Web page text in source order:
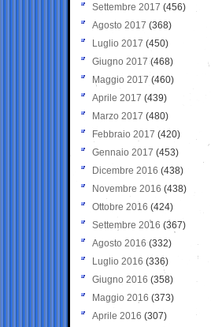
Settembre 2017 (456)
Agosto 2017 (368)
Luglio 2017 (450)
Giugno 2017 (468)
Maggio 2017 (460)
Aprile 2017 (439)
Marzo 2017 (480)
Febbraio 2017 (420)
Gennaio 2017 (453)
Dicembre 2016 (438)
Novembre 2016 (438)
Ottobre 2016 (424)
Settembre 2016 (367)
Agosto 2016 (332)
Luglio 2016 (336)
Giugno 2016 (358)
Maggio 2016 (373)
Aprile 2016 (307)